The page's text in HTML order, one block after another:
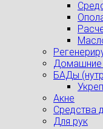
Домашние
БАДы
Акне
Средства
Для рук